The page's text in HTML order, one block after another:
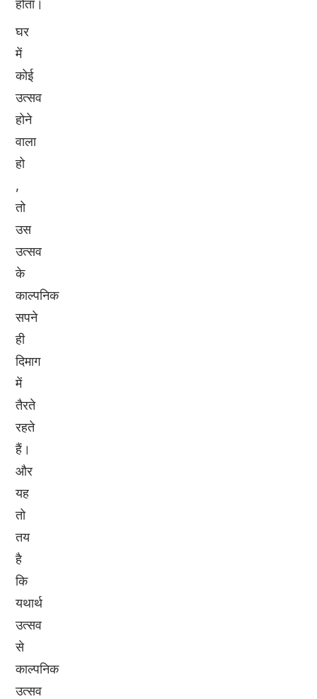
होता।
घर
में
कोई
उत्सव
होने
वाला
हो
,
तो
उस
उत्सव
के
काल्पनिक
सपने
ही
दिमाग
में
तैरते
रहते
हैं।
और
यह
तो
तय
है
कि
यथार्थ
उत्सव
से
काल्पनिक
उत्सव